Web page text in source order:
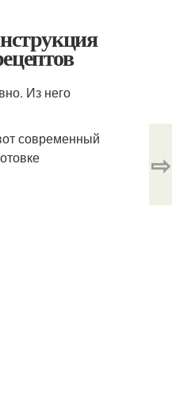
Из него
современный
⇨